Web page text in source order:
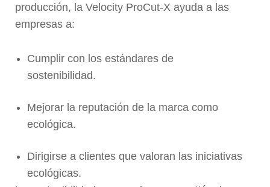
producción, la Velocity ProCut-X ayuda a las
empresas a:
Cumplir con los estándares de
sostenibilidad.
Mejorar la reputación de la marca como
ecológica.
Dirigirse a clientes que valoran las iniciativas
ecológicas.